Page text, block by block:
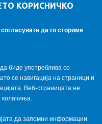
КОРИСНИЧКО
да го сториме
биде употреблива со
се навигација на страници и
Веб-страницата не
колачиња.
да запомни информации